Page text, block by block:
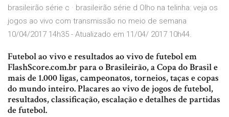
brasileirão série c · brasileirão série d Olho na telinha: veja os
jogos ao vivo com transmissão no meio de semana
10/04/2017 14h35 - Atualizado em 11/04/ 2017 10h44.
Futebol ao vivo e resultados ao vivo de futebol em
FlashScore.com.br para o Brasileirão, a Copa do Brasil e
mais de 1.000 ligas, campeonatos, torneios, taças e copas
do mundo inteiro. Placares ao vivo de jogos de futebol,
resultados, classificação, escalação e detalhes de partidas
de futebol.